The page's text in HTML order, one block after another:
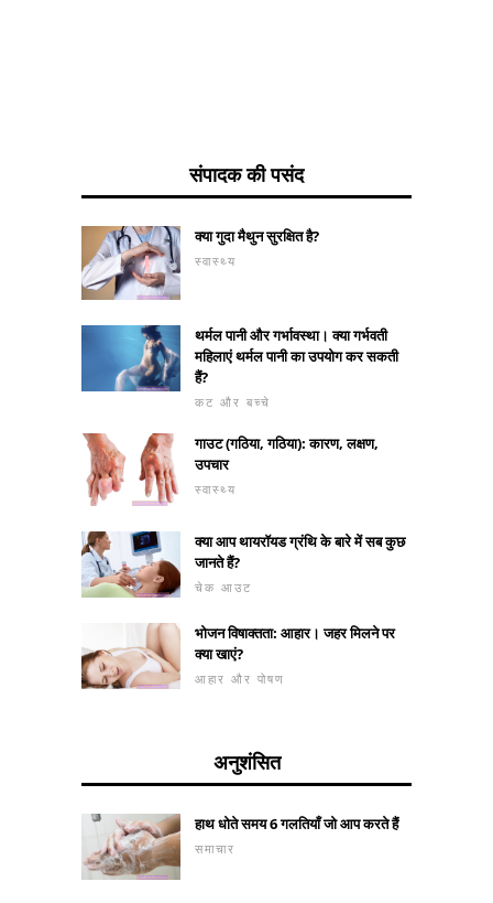
संपादक की पसंद
क्या गुदा मैथुन सुरक्षित है?
स्वास्थ्य
थर्मल पानी और गर्भावस्था। क्या गर्भवती
महिलाएं थर्मल पानी का उपयोग कर सकती
हैं?
कट और बच्चे
गाउट (गठिया, गठिया): कारण, लक्षण,
उपचार
स्वास्थ्य
क्या आप थायरॉयड ग्रंथि के बारे में सब कुछ
जानते हैं?
चेक आउट
भोजन विषाक्तता: आहार। जहर मिलने पर
क्या खाएं?
आहार और पोषण
अनुशंसित
हाथ धोते समय 6 गलतियाँ जो आप करते हैं
समाचार